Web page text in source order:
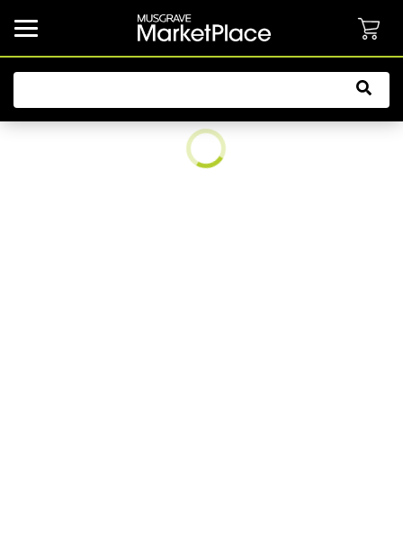
common.button.navbarCollapsed.text